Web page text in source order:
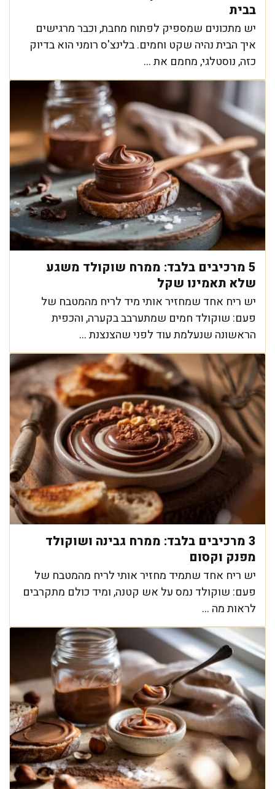
בבית
יש מתכונים שמספיק לפתוח מחבת, וכבר מרגישים
איך הבית נהיה שקט וחמים. בלינצ'ס רומני הוא בדיוק
כזה, נוסטלגי, מחמם את ...
5 מרכיבים בלבד: ממרח שוקולד משגע
שלא תאמינו שקל
יש ריח אחד שמחזיר אותי מיד לריח מהמטבח של
פעם: שוקולד חמים שמתערבב בקערה, והכפית
הראשונה שנעלמת עוד לפני שהצנצנת ...
3 מרכיבים בלבד: ממרח גבינה ושוקולד
מפנק וקסום
יש ריח אחד שתמיד מחזיר אותי לריח מהמטבח של
פעם: שוקולד נמס על אש קטנה, ומיד כולם מתקרבים
לראות מה ...